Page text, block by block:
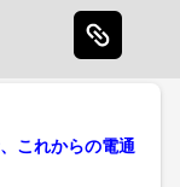
これからの電通